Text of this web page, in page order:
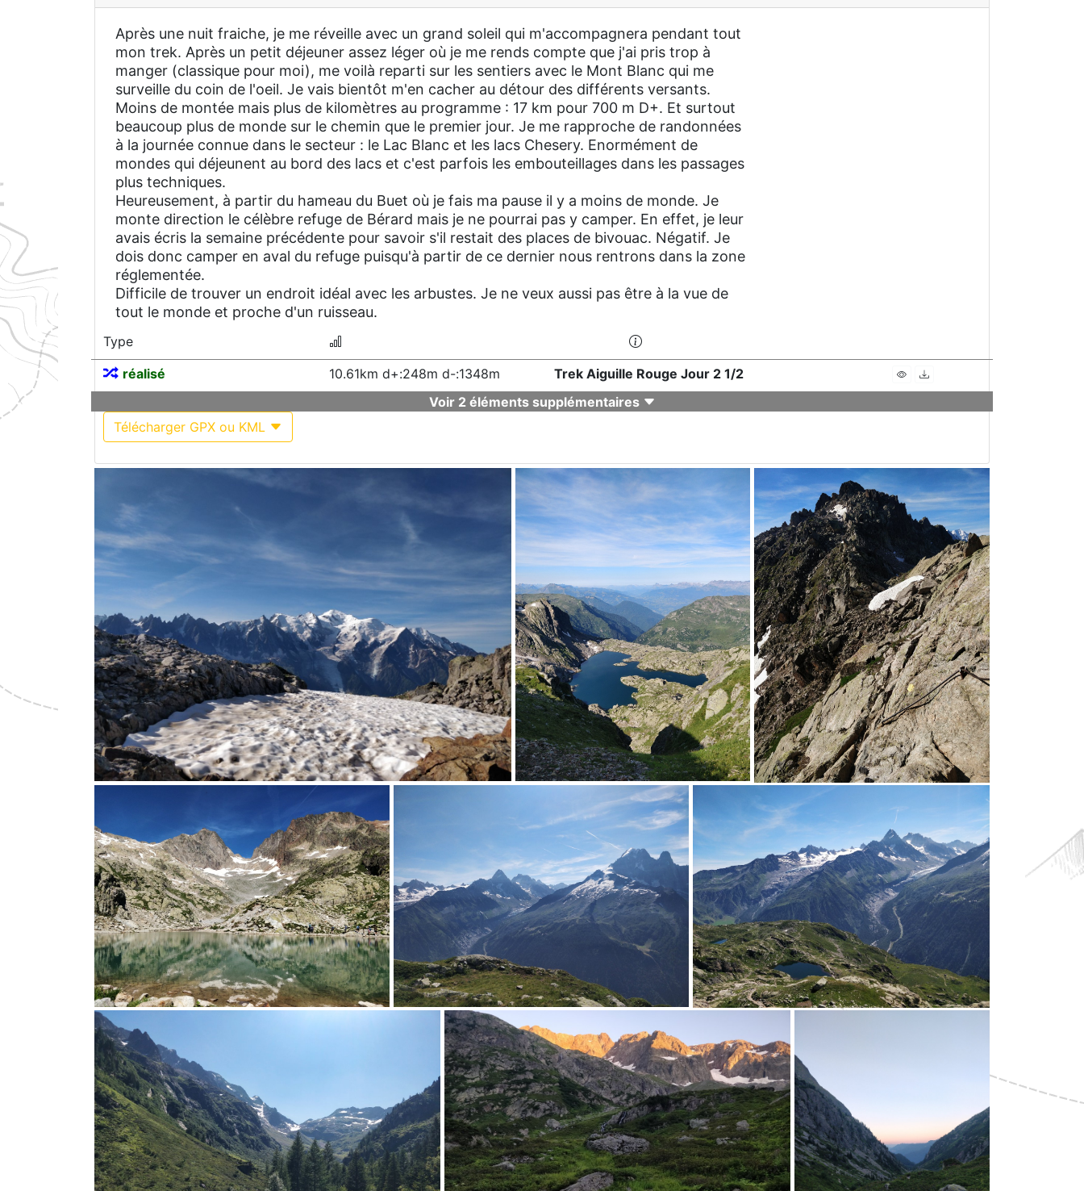
Après une nuit fraiche, je me réveille avec un grand soleil qui m'accompagnera pendant tout
mon trek. Après un petit déjeuner assez léger où je me rends compte que j'ai pris trop à
manger (classique pour moi), me voilà reparti sur les sentiers avec le Mont Blanc qui me
surveille du coin de l'oeil. Je vais bientôt m'en cacher au détour des différents versants.
Moins de montée mais plus de kilomètres au programme : 17 km pour 700 m D+. Et surtout
beaucoup plus de monde sur le chemin que le premier jour. Je me rapproche de randonnées
à la journée connue dans le secteur : le Lac Blanc et les lacs Chesery. Enormément de
mondes qui déjeunent au bord des lacs et c'est parfois les embouteillages dans les passages
plus techniques.
Heureusement, à partir du hameau du Buet où je fais ma pause il y a moins de monde. Je
monte direction le célèbre refuge de Bérard mais je ne pourrai pas y camper. En effet, je leur
avais écris la semaine précédente pour savoir s'il restait des places de bivouac. Négatif. Je
dois donc camper en aval du refuge puisqu'à partir de ce dernier nous rentrons dans la zone
réglementée.
Difficile de trouver un endroit idéal avec les arbustes. Je ne veux aussi pas être à la vue de
tout le monde et proche d'un ruisseau.
Type
réalisé
10.61km d+:248m d-:1348m
Trek Aiguille Rouge Jour 2 1/2
Voir 2 éléments supplémentaires
Télécharger GPX ou KML